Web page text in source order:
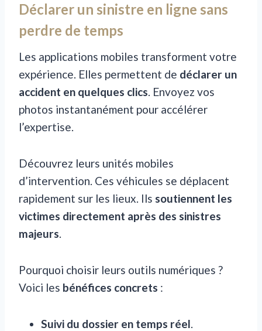
Déclarer un sinistre en ligne sans
perdre de temps
Les applications mobiles transforment votre
expérience. Elles permettent de déclarer un
accident en quelques clics. Envoyez vos
photos instantanément pour accélérer
l’expertise.
Découvrez leurs unités mobiles
d’intervention. Ces véhicules se déplacent
rapidement sur les lieux. Ils soutiennent les
victimes directement après des sinistres
majeurs.
Pourquoi choisir leurs outils numériques ?
Voici les bénéfices concrets :
Suivi du dossier en temps réel.